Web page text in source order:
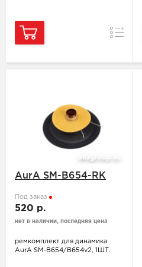
AurA SM-B654-RK
Под заказ
520 р.
нет в наличии, последняя цена
ремкомплект для динамика
AurA SM-B654/B654v2, 1ШТ.